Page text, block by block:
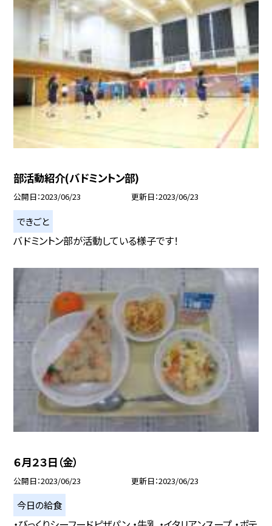
部活動紹介(バドミントン部)
公開日 2023/06/23 更新日 2023/06/23
できごと
バドミントン部が活動している様子です！
６月２３日（金）
公開日 2023/06/23 更新日 2023/06/23
今日の給食